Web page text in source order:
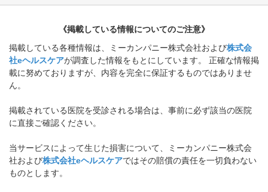
《掲載している情報についてのご注意》
掲載している各種情報は、ミーカンパニー株式会社および株式会
社eヘルスケアが調査した情報をもとにしています。 正確な情報掲
載に努めておりますが、内容を完全に保証するものではありませ
ん。
掲載されている医院を受診される場合は、事前に必ず該当の医院
に直接ご確認ください。
当サービスによって生じた損害について、ミーカンパニー株式会
社および株式会社eヘルスケアではその賠償の責任を一切負わない
ものとします。